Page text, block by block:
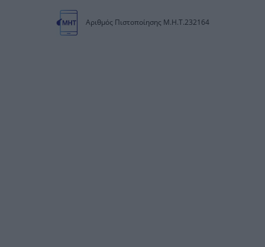
Αριθμός Πιστοποίησης Μ.Η.Τ.232164